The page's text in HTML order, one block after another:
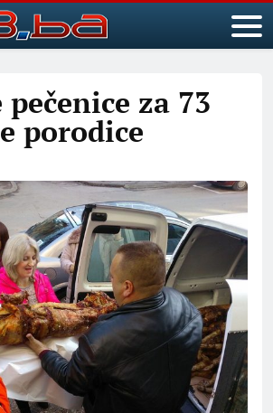
za 73
porodice